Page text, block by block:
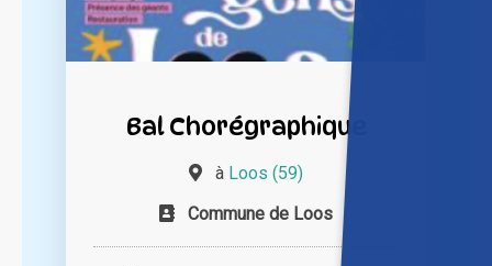
Bal Chorégraphique
à Loos (59)
Commune de Loos